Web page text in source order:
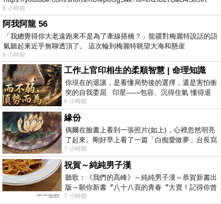
https
6 小時前
阿我阿龍 56
「我總覺得你大老遠跑來不是為了牽線搭橋？」龍疆對梅麗特說話的語
氣聽起來近乎無聊透頂了。 這次輪到梅麗特眺望大海和懸崖
6 小時前
工作上官印相生的柔順智慧 | 命理知識
你現在的退讓，是看懂局勢後的選擇，還是害怕衝
突的自我委屈 印星——包容、沉得住氣 懂得退
一步觀察，不會
6 小時前
緣份
偶爾在臉書上看到一張照片(如上)，心裡忽然明亮
了起來。剛好早上看了一篇「白痴愛做夢」台長寫
的貼文，在回顧年輕時瘋狂愛上
7 小時前
祝賀～純純男子漢
聽歌：《我們的高峰》～純純男子漢～恭賀新書出
版～願你新書〞八十八頁的青春〞大賣！記得你曾
經在我的版留言…「好讚的圖^^感覺大家
7 小時前